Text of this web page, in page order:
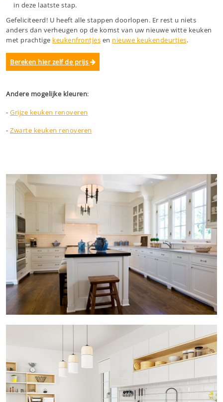
in deze laatste stap.
Gefeliciteerd! U heeft alle stappen doorlopen. Er rest u niets
anders dan verheugen op de komst van uw nieuwe witte keuken
met prachtige keukenfrontjes en nieuwe keukendeurtjes.
Bereken hier zelf de prijs
Andere mogelijke kleuren:
- Grijze keuken renoveren
- Zwarte keuken renoveren